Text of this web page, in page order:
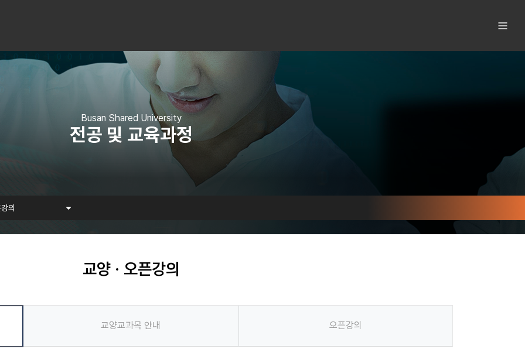
Busan Shared University
전공 및 교육과정
의
교양 · 오픈강의
교양교과목 안내 오픈강의